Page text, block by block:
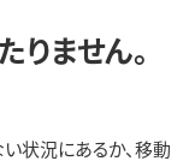
ません。
状況にあるか、移動